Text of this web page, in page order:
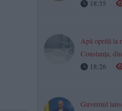
18:35
Apă oprită la
Constanța,
18:26
Guvernul